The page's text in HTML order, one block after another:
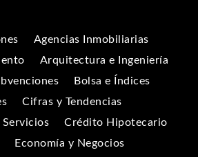
Agencias Inmobiliarias
Arquitectura e Ingeniería
Bolsa e Índices
Cifras y Tendencias
Crédito Hipotecario
Economía y Negocios